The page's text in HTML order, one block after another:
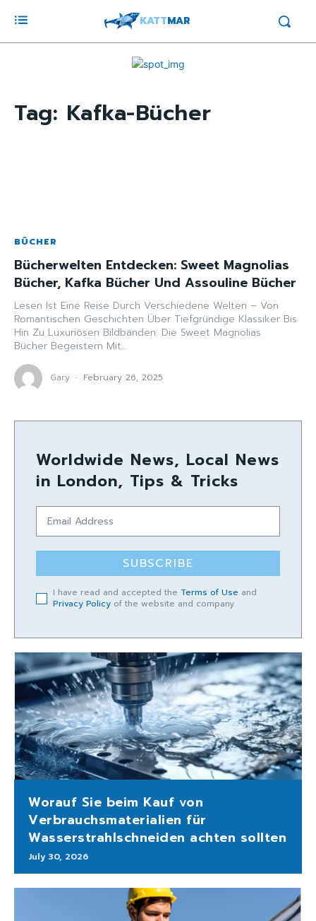
KATTMAR
Tag: Kafka-Bücher
BÜCHER
Bücherwelten Entdecken: Sweet Magnolias
Bücher, Kafka Bücher Und Assouline Bücher
Lesen Ist Eine Reise Durch Verschiedene Welten – Von
Romantischen Geschichten Über Tiefgründige Klassiker Bis
Hin Zu Luxuriösen Bildbänden. Die Sweet Magnolias
Bücher Begeistern Mit...
Gary - February 26, 2025
Worldwide News, Local News
in London, Tips & Tricks
SUBSCRIBE
I have read and accepted the Terms of Use and
Privacy Policy of the website and company.
Worauf Sie beim Kauf von
Verbrauchsmaterialien für
Wasserstrahlschneiden achten sollten
July 30, 2026